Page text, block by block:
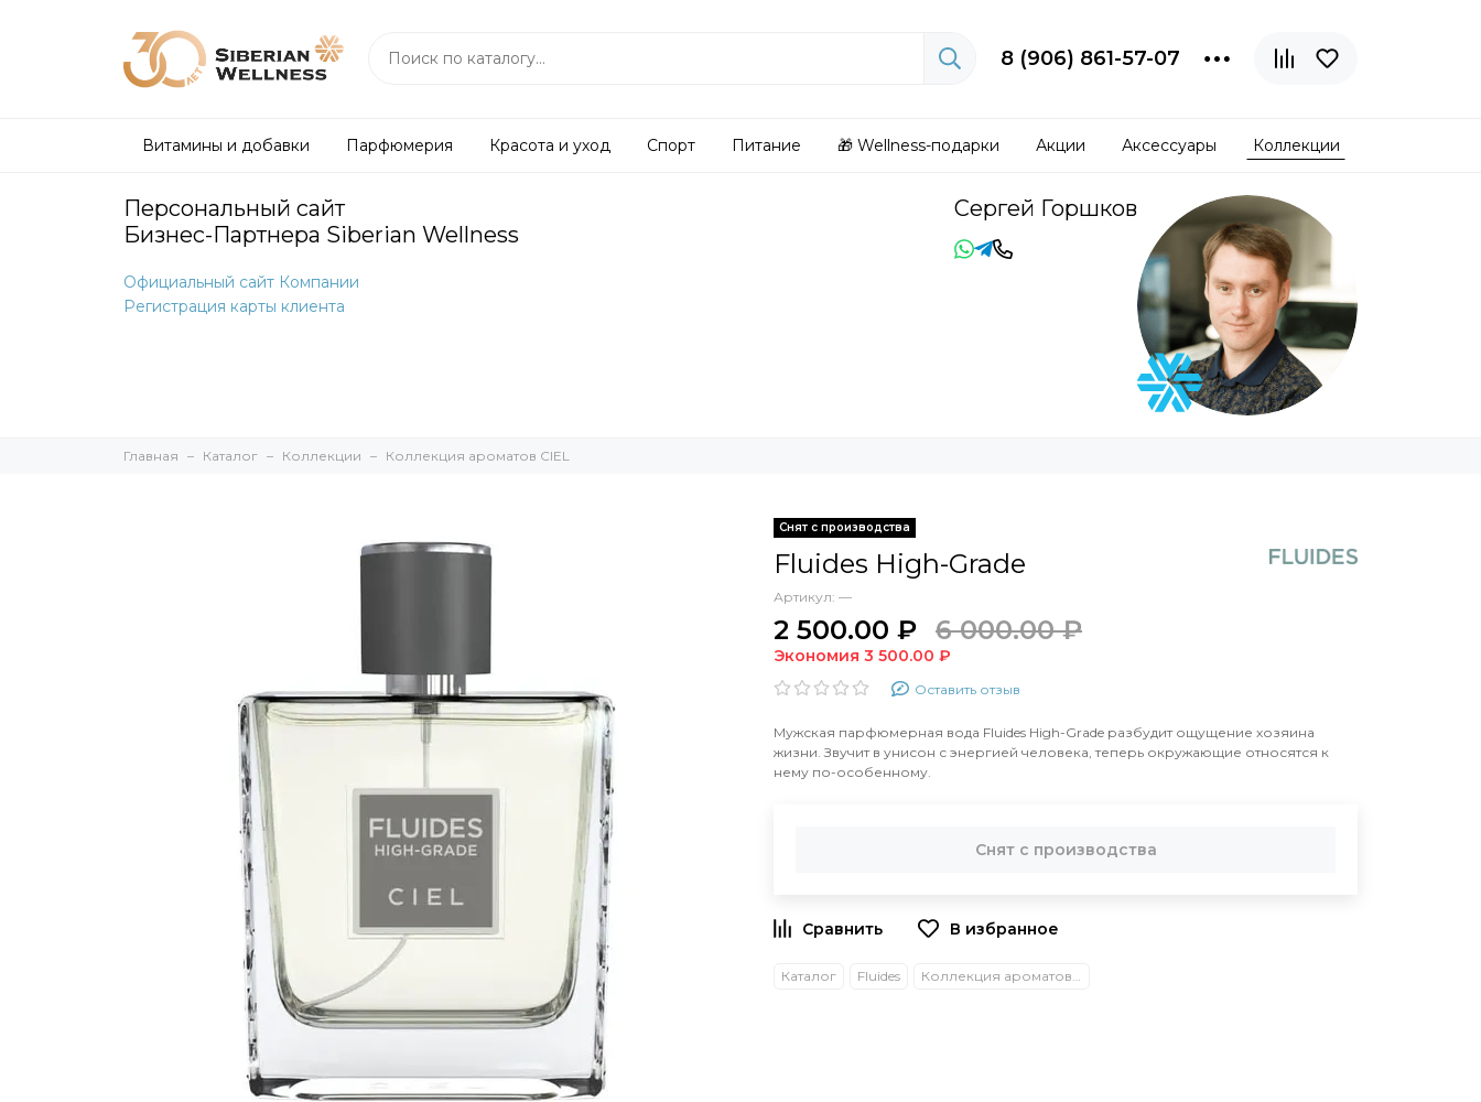
8 (906) 861-57-07
Витамины и добавки Парфюмерия Красота и уход Спорт Питание 🎁 Wellness-подарки Акции Аксессуары Коллекции
Персональный сайт
Бизнес-Партнера Siberian Wellness
Официальный сайт Компании
Регистрация карты клиента
Сергей Горшков
Главная Каталог Коллекции Коллекция ароматов CIEL
Снят с производства
Fluides High-Grade
Артикул: —
2 500.00 ₽ 6 000.00 ₽
Экономия 3 500.00 ₽
Оставить отзыв
Мужская парфюмерная вода Fluides High-Grade разбудит ощущение хозяина
жизни. Звучит в унисон с энергией человека, теперь окружающие относятся к
нему по-особенному.
Снят с производства
Каталог Fluides